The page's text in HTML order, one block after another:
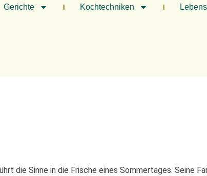
Gerichte Kochtechniken
die Sinne in die Frische eines Sommertages. Seine